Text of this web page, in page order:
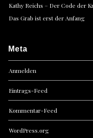
Kathy Reichs – Der Code der
Das Grab ist erst der Anfang
Meta
Anmelden
Eintrags-Feed
Kommentar-Feed
WordPress.org